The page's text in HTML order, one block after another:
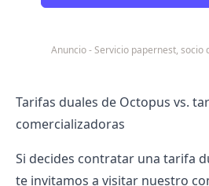
Anuncio - Servicio papernest, socio
Tarifas duales de Octopus vs.
comercializadoras
Si decides contratar una tarifa
te invitamos a visitar nuestro